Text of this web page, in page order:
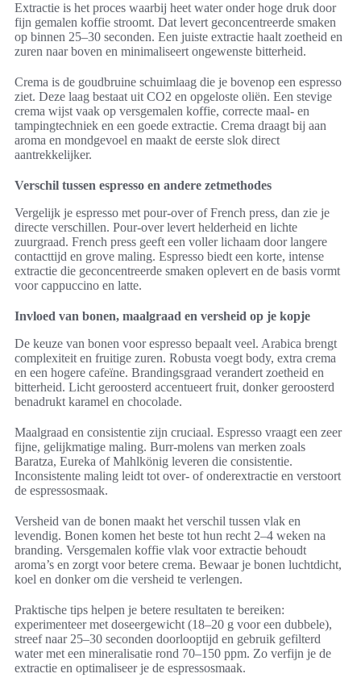
Extractie is het proces waarbij heet water onder hoge druk door
fijn gemalen koffie stroomt. Dat levert geconcentreerde smaken
op binnen 25–30 seconden. Een juiste extractie haalt zoetheid en
zuren naar boven en minimaliseert ongewenste bitterheid.
Crema is de goudbruine schuimlaag die je bovenop een espresso
ziet. Deze laag bestaat uit CO2 en opgeloste oliën. Een stevige
crema wijst vaak op versgemalen koffie, correcte maal- en
tampingtechniek en een goede extractie. Crema draagt bij aan
aroma en mondgevoel en maakt de eerste slok direct
aantrekkelijker.
Verschil tussen espresso en andere zetmethodes
Vergelijk je espresso met pour-over of French press, dan zie je
directe verschillen. Pour-over levert helderheid en lichte
zuurgraad. French press geeft een voller lichaam door langere
contacttijd en grove maling. Espresso biedt een korte, intense
extractie die geconcentreerde smaken oplevert en de basis vormt
voor cappuccino en latte.
Invloed van bonen, maalgraad en versheid op je kopje
De keuze van bonen voor espresso bepaalt veel. Arabica brengt
complexiteit en fruitige zuren. Robusta voegt body, extra crema
en een hogere cafeïne. Brandingsgraad verandert zoetheid en
bitterheid. Licht geroosterd accentueert fruit, donker geroosterd
benadrukt karamel en chocolade.
Maalgraad en consistentie zijn cruciaal. Espresso vraagt een zeer
fijne, gelijkmatige maling. Burr-molens van merken zoals
Baratza, Eureka of Mahlkönig leveren die consistentie.
Inconsistente maling leidt tot over- of onderextractie en verstoort
de espressosmaak.
Versheid van de bonen maakt het verschil tussen vlak en
levendig. Bonen komen het beste tot hun recht 2–4 weken na
branding. Versgemalen koffie vlak voor extractie behoudt
aroma’s en zorgt voor betere crema. Bewaar je bonen luchtdicht,
koel en donker om die versheid te verlengen.
Praktische tips helpen je betere resultaten te bereiken:
experimenteer met doseergewicht (18–20 g voor een dubbele),
streef naar 25–30 seconden doorlooptijd en gebruik gefilterd
water met een mineralisatie rond 70–150 ppm. Zo verfijn je de
extractie en optimaliseer je de espressosmaak.